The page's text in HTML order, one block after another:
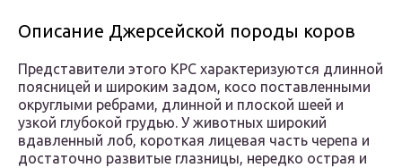
Описание Джерсейской породы коров
Представители этого КРС характеризуются длинной
поясницей и широким задом, косо поставленными
округлыми ребрами, длинной и плоской шеей и
узкой глубокой грудью. У животных широкий
вдавленный лоб, короткая лицевая часть черепа и
достаточно развитые глазницы, нередко острая и